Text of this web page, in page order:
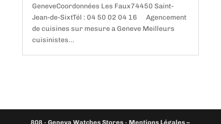
GeneveCoordonnées Les Faux74450 Saint-
Jean-de-SixtTél : 04 50 02 04 16 Agencement
de cuisines sur mesure a Geneve Meilleurs
cuisinistes...
808 -Geneva Watches Stores - Mentions Légales –